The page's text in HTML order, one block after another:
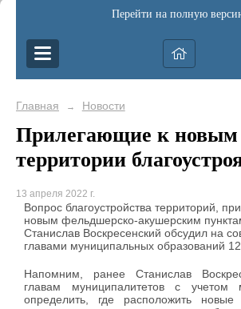
Перейти на полную
Главная → Новости
Прилегающие к
территории
13 апреля 2022 г.
Вопрос благоустройства территорий,
новым фельдшерско-акушерским
Станислав Воскресенский обсудил на
главами муниципальных образований
Напомним, ранее Станислав
главам муниципалитетов с учетом
определить, где расположить